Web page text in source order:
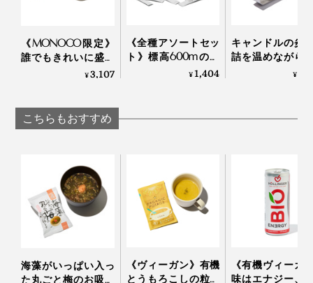
フリーズドライは真空度0.4hPa、棚温度40℃、乾燥時間20時間
エアードライ（熱風乾燥）は熱風温度60℃、乾燥時間8〜20時間
レトルト処理は省略
※表は「フリーズドライ食品入門」山根清孝著 日本食糧新聞社刊 より引用
細かい穴になったスポンジ状なので、お湯を注げばあっ
《MONOCO限定》
誰でもきれいに盛り
付けができる、漆の
の老舗がつくる「色
漆のそば猪口」｜ 漆
¥3,107
《全種アソートセッ
ト》標高600mの静
岡・有機茶畑で育っ
¥1,404
キャンドルの炎
詰を温めながら
っくり呑める「
¥
こちらもおすすめ
海藻がいっぱい入っ
た丸ごと梅のお吸い
《ヴィーガン》有機
とうもろこしの粒を
《有機ヴィーガ
味はエナジー、